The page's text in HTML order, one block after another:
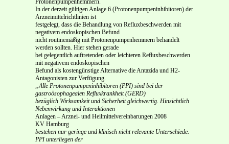
Protonenpumpenhemmern.
In der derzeit gültigen Anlage 6 (Protonenpumpeninhibitoren) der
Arzneimittelrichtlinien ist
festgelegt, dass die Behandlung von Refluxbeschwerden mit
negativem endoskopischen Befund
nicht routinemäßig mit Protonenpumpenhemmern behandelt
werden sollten. Hier stehen gerade
bei gelegentlich auftretenden oder leichteren Refluxbeschwerden
mit negativem endoskopischen
Befund als kostengünstige Alternative die Antazida und H2-
Antagonisten zur Verfügung.
„Alle Protonenpumpeninhibitoren (PPI) sind bei der
gastroösophagealen Refluxkrankheit (GERD)
bezüglich Wirksamkeit und Sicherheit gleichwertig. Hinsichtlich
Nebenwirkung und Interaktionen
Anlagen – Arznei- und Heilmittelvereinbarungen 2008
KV Hamburg
bestehen nur geringe und klinisch nicht relevante Unterschiede.
PPI unterliegen der